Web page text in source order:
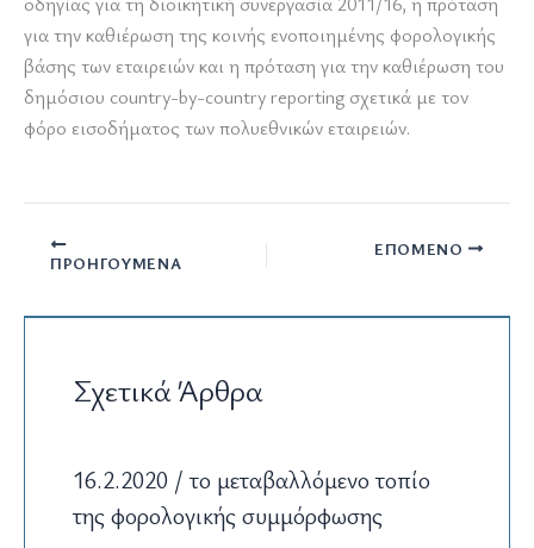
για την καθιέρωση της κοινής ενοποιημένης φορολογικής
βάσης των εταιρειών και η πρόταση για την καθιέρωση του
δημόσιου country-by-country reporting σχετικά με τον
φόρο εισοδήματος των πολυεθνικών εταιρειών.
ΠΡΟΗΓΟΎΜΕΝΑ
ΕΠΌΜΕΝΟ
Σχετικά Άρθρα
16.2.2020 / το μεταβαλλόμενο τοπίο
της φορολογικής συμμόρφωσης